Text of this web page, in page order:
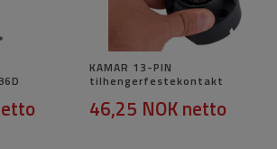
KAMAR 13-PIN
tilhengerfestekontakt
46,25 NOKnetto